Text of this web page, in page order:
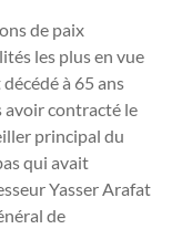
de paix
les plus en vue
à 65 ans
avoir contracté le
principal du
qui avait
Yasser Arafat
de